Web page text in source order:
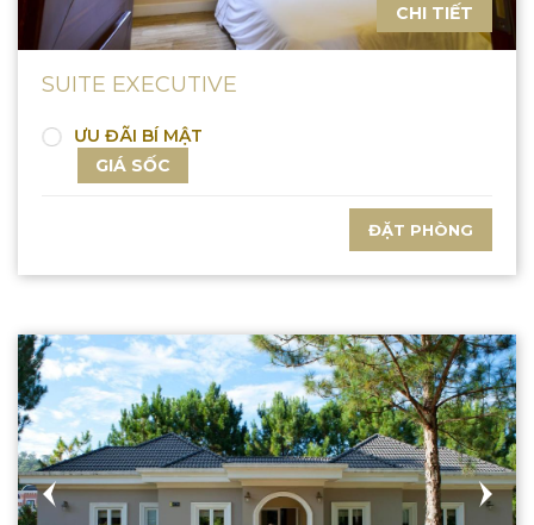
CHI TIẾT
SUITE EXECUTIVE
ƯU ĐÃI BÍ MẬT
GIÁ SỐC
ĐẶT PHÒNG